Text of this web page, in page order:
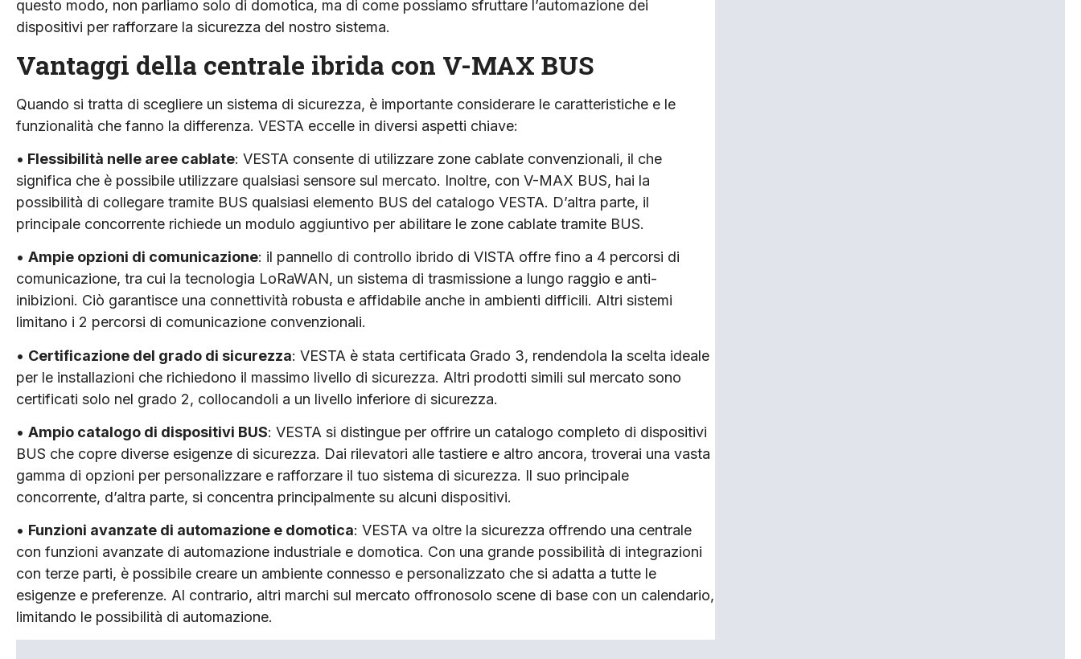
questo modo, non parliamo solo di domotica, ma di come possiamo sfruttare l’automazione dei
dispositivi per rafforzare la sicurezza del nostro sistema.
Vantaggi della centrale ibrida con V-MAX BUS
Quando si tratta di scegliere un sistema di sicurezza, è importante considerare le caratteristiche e le
funzionalità che fanno la differenza. VESTA eccelle in diversi aspetti chiave:
• Flessibilità nelle aree cablate: VESTA consente di utilizzare zone cablate convenzionali, il che
significa che è possibile utilizzare qualsiasi sensore sul mercato. Inoltre, con V-MAX BUS, hai la
possibilità di collegare tramite BUS qualsiasi elemento BUS del catalogo VESTA. D’altra parte, il
principale concorrente richiede un modulo aggiuntivo per abilitare le zone cablate tramite BUS.
• Ampie opzioni di comunicazione: il pannello di controllo ibrido di VISTA offre fino a 4 percorsi di
comunicazione, tra cui la tecnologia LoRaWAN, un sistema di trasmissione a lungo raggio e anti-
inibizioni. Ciò garantisce una connettività robusta e affidabile anche in ambienti difficili. Altri sistemi
limitano i 2 percorsi di comunicazione convenzionali.
• Certificazione del grado di sicurezza: VESTA è stata certificata Grado 3, rendendola la scelta ideale
per le installazioni che richiedono il massimo livello di sicurezza. Altri prodotti simili sul mercato sono
certificati solo nel grado 2, collocandoli a un livello inferiore di sicurezza.
• Ampio catalogo di dispositivi BUS: VESTA si distingue per offrire un catalogo completo di dispositivi
BUS che copre diverse esigenze di sicurezza. Dai rilevatori alle tastiere e altro ancora, troverai una vasta
gamma di opzioni per personalizzare e rafforzare il tuo sistema di sicurezza. Il suo principale
concorrente, d’altra parte, si concentra principalmente su alcuni dispositivi.
• Funzioni avanzate di automazione e domotica: VESTA va oltre la sicurezza offrendo una centrale
con funzioni avanzate di automazione industriale e domotica. Con una grande possibilità di integrazioni
con terze parti, è possibile creare un ambiente connesso e personalizzato che si adatta a tutte le
esigenze e preferenze. Al contrario, altri marchi sul mercato offronosolo scene di base con un calendario,
limitando le possibilità di automazione.